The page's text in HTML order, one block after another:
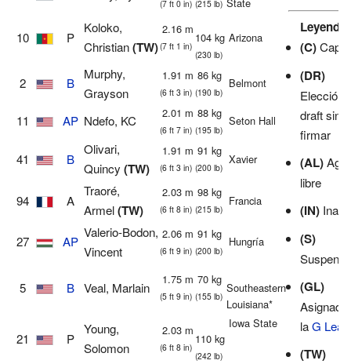
(7 ft 0 in) (215 lb)
10 P
Koloko,
Christian(TW)
2.16 m
(7 ft 1 in)
104 kg
(230 lb)
Arizona
2 B
Murphy,
Grayson
1.91 m
(6 ft 3 in)
86 kg
(190 lb)
Belmont
11 AP Ndefo, KC 2.01 m
(6 ft 7 in)
88 kg
(195 lb)
Seton Hall
41 B
Olivari,
Quincy (TW)
1.91 m
(6 ft 3 in)
91 kg
(200 lb)
Xavier
94 A
Traoré,
Armel(TW)
2.03 m
(6 ft 8 in)
98 kg
(215 lb)
Francia
27 AP
Valerio-Bodon,
Vincent
2.06 m
(6 ft 9 in)
91 kg
(200 lb)
Hungría
5 B Veal, Marlain
1.75 m
(5 ft 9 in)
70 kg
(155 lb)
Southeastern
Louisiana*
21 P
Young,
Solomon
2.03 m
(6 ft 8 in)
110 kg
(242 lb)
Iowa State
Leyenda
(C)
(DR)
Elección
draft sin
firmar
(AL)
libre
(IN)
(S)
(GL)
Asignado
laG
(TW)